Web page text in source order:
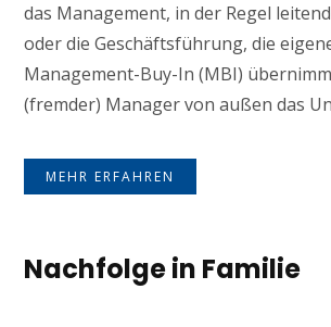
das Management, in der Regel
oder die Geschäftsführung, die
Management-Buy-In (MBI)
(fremder) Manager von außen das
MEHR ERFAHREN
Nachfolge in Familie